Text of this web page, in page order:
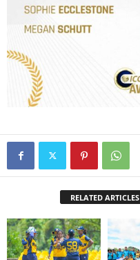
RELATED ARTICLES